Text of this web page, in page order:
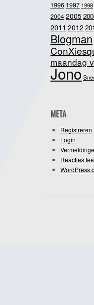
1996 1997 1998
20042005
2011 2012
Blogman
maandag
Jono
META
Registreren
Login
Reacties